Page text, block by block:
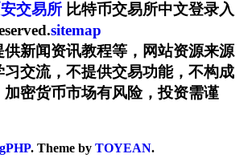
交易所 比特币交易所中文登录入
sitemap
新闻资讯教程等，网站资源来源
交流，不提供交易功能，不构成
密货币市场有风险，投资需谨
. Theme by TOYEAN.